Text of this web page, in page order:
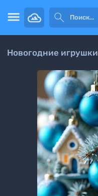
 
Новогодние игрушки